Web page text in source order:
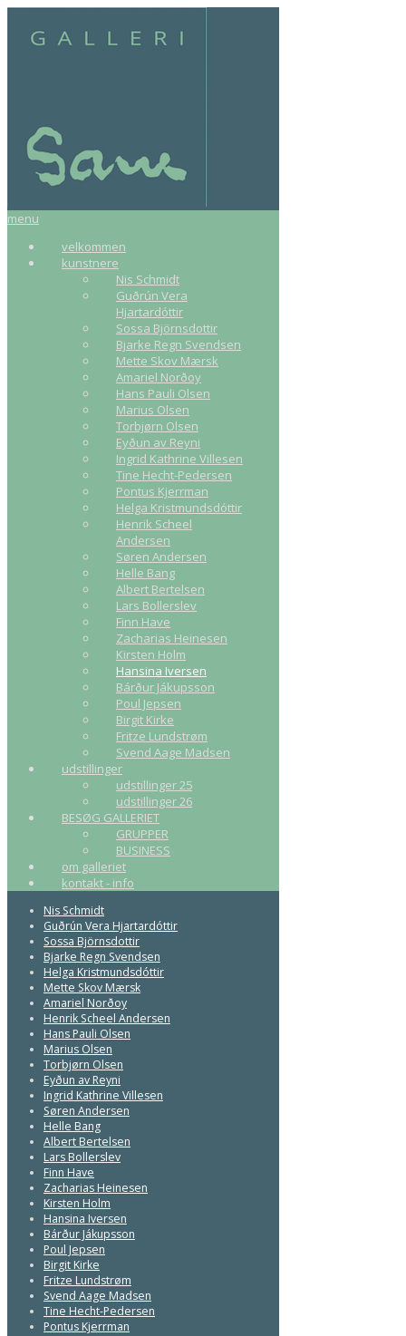
menu
velkommen
kunstnere
Nis Schmidt
Guðrún Vera
Hjartardóttir
Sossa Björnsdottir
Bjarke Regn Svendsen
Mette Skov Mærsk
Amariel Norðoy
Hans Pauli Olsen
Marius Olsen
Torbjørn Olsen
Eyðun av Reyni
Ingrid Kathrine Villesen
Tine Hecht-Pedersen
Pontus Kjerrman
Helga Kristmundsdóttir
Henrik Scheel
Andersen
Søren Andersen
Helle Bang
Albert Bertelsen
Lars Bollerslev
Finn Have
Zacharias Heinesen
Kirsten Holm
Hansina Iversen
Bárður Jákupsson
Poul Jepsen
Birgit Kirke
Fritze Lundstrøm
Svend Aage Madsen
udstillinger
udstillinger 25
udstillinger 26
BESØG GALLERIET
GRUPPER
BUSINESS
om galleriet
kontakt - info
Nis Schmidt
Guðrún Vera Hjartardóttir
Sossa Björnsdottir
Bjarke Regn Svendsen
Helga Kristmundsdóttir
Mette Skov Mærsk
Amariel Norðoy
Henrik Scheel Andersen
Hans Pauli Olsen
Marius Olsen
Torbjørn Olsen
Eyðun av Reyni
Ingrid Kathrine Villesen
Søren Andersen
Helle Bang
Albert Bertelsen
Lars Bollerslev
Finn Have
Zacharias Heinesen
Kirsten Holm
Hansina Iversen
Bárður Jákupsson
Poul Jepsen
Birgit Kirke
Fritze Lundstrøm
Svend Aage Madsen
Tine Hecht-Pedersen
Pontus Kjerrman